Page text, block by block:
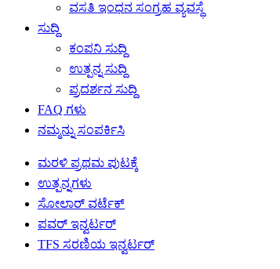
ವಸತಿ ಇಂಧನ ಸಂಗ್ರಹ ವ್ಯವಸ್ಥೆ
ಸುದ್ದಿ
ಕಂಪನಿ ಸುದ್ದಿ
ಉತ್ಪನ್ನ ಸುದ್ದಿ
ಪ್ರದರ್ಶನ ಸುದ್ದಿ
FAQ ಗಳು
ನಮ್ಮನ್ನು ಸಂಪರ್ಕಿಸಿ
ಮರಳಿ ಪ್ರಥಮ ಪುಟಕ್ಕೆ
ಉತ್ಪನ್ನಗಳು
ಸೋಲಾರ್ ವರ್ಟೆಕ್
ಪವರ್ ಇನ್ವರ್ಟರ್
TFS ಸರಣಿಯ ಇನ್ವರ್ಟರ್